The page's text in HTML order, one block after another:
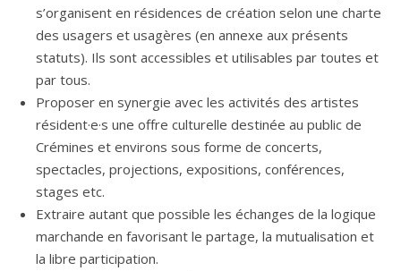
s’organisent en résidences de création selon une charte
des usagers et usagères (en annexe aux présents
statuts). Ils sont accessibles et utilisables par toutes et
par tous.
Proposer en synergie avec les activités des artistes
résident·e·s une offre culturelle destinée au public de
Crémines et environs sous forme de concerts,
spectacles, projections, expositions, conférences,
stages etc.
Extraire autant que possible les échanges de la logique
marchande en favorisant le partage, la mutualisation et
la libre participation.